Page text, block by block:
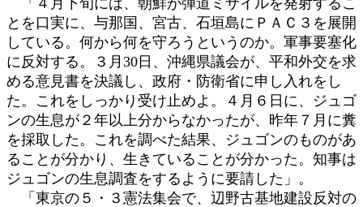
とを口実に、与那国、宮古、石垣島にＰＡＣ３を展開
している。何から何を守ろうというのか。軍事要塞化
に反対する。３月30日、沖縄県議会が、平和外交を求
める意見書を決議し、政府・防衛省に申し入れをし
た。これをしっかり受け止めよ。４月６日に、ジュゴ
ンの生息が２年以上分からなかったが、昨年７月に糞
を採取した。これを調べた結果、ジュゴンのものがあ
ることが分かり、生きていることが分かった。知事は
ジュゴンの生息調査をするように要請した」。
「東京の５・３憲法集会で、辺野古基地建設反対の